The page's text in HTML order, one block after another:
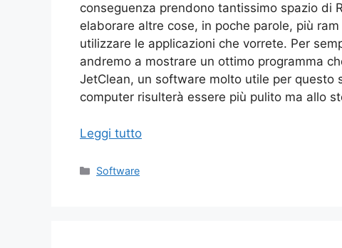
conseguenza prendono tantissimo spazio di
elaborare altre cose, in poche parole, più
utilizzare le applicazioni che vorrete. Per
andremo a mostrare un ottimo programma
JetClean, un software molto utile per
computer risulterà essere più pulito ma allo
Leggi tutto
Categorie
Software